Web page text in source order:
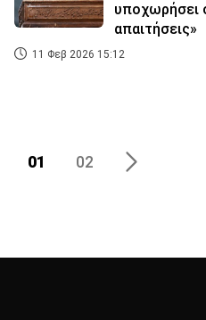
υποχωρήσει
απαιτήσεις»
11 Φεβ 2026 15:12
01 02